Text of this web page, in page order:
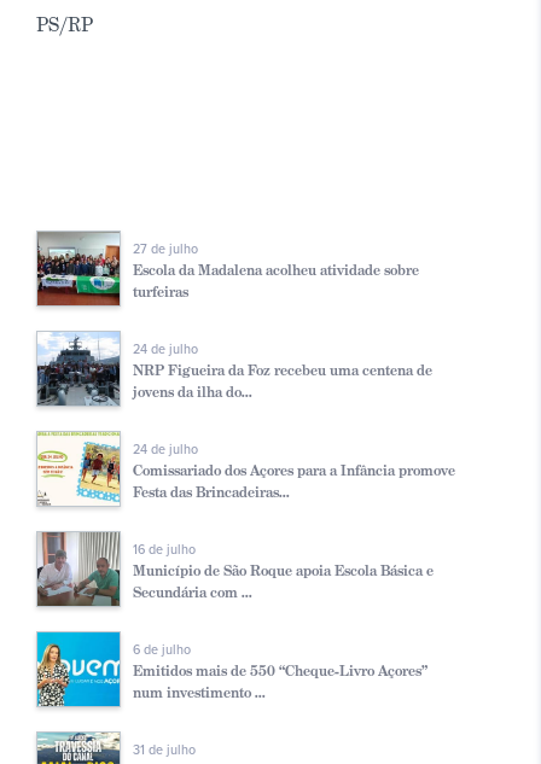
PS/RP
27 de julho
Escola da Madalena acolheu atividade sobre
turfeiras
24 de julho
NRP Figueira da Foz recebeu uma centena de
jovens da ilha do...
24 de julho
Comissariado dos Açores para a Infância promove
Festa das Brincadeiras...
16 de julho
Município de São Roque apoia Escola Básica e
Secundária com ...
6 de julho
Emitidos mais de 550 “Cheque-Livro Açores”
num investimento ...
31 de julho